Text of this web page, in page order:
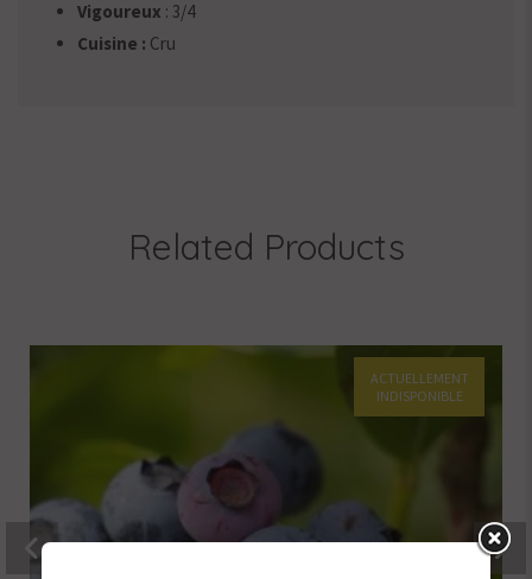
Vigoureux : 3/4
Cuisine : Cru
Related Products
ACTUELLEMENT
INDISPONIBLE